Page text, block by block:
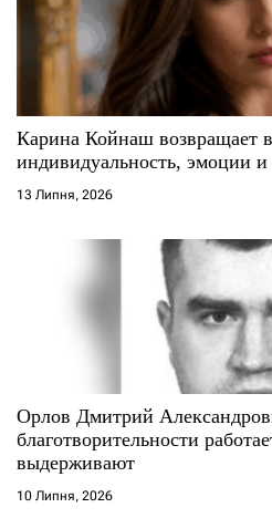
і
в
Карина Койнаш возвращает
индивидуальность, эмоции и
13 Липня, 2026
Орлов Дмитрий
благотворительности
выдерживают
10 Липня, 2026